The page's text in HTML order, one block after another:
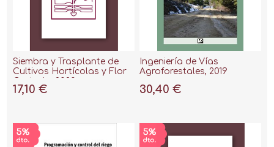
Siembra y Trasplante de
Cultivos Hortícolas y Flor
17,10 €
Ingeniería de Vías
Agroforestales, 2019
30,40 €